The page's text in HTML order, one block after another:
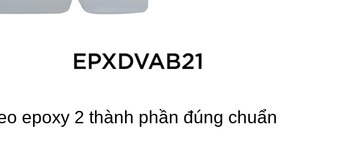
epoxy 2 thành phần đúng chuẩn